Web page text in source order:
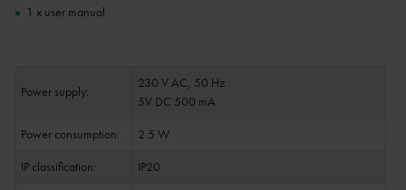
1 x user manual
Power supply:
230 V AC, 50 Hz
5V DC 500 mA
Power consumption:
2.5 W
IP classification:
IP20